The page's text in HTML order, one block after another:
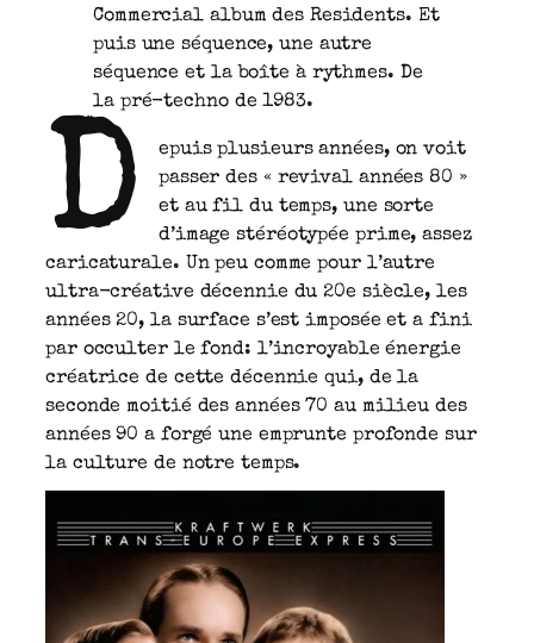
Commercial album des Residents. Et
puis une séquence, une autre
séquence et la boîte à rythmes. De
la pré-techno de 1983.
D
epuis plusieurs années, on voit
passer des « revival années 80 »
et au fil du temps, une sorte
d’image stéréotypée prime, assez
caricaturale. Un peu comme pour l’autre
ultra-créative décennie du 20e siècle, les
années 20, la surface s’est imposée et a fini
par occulter le fond: l’incroyable énergie
créatrice de cette décennie qui, de la
seconde moitié des années 70 au milieu des
années 90 a forgé une emprunte profonde sur
la culture de notre temps.